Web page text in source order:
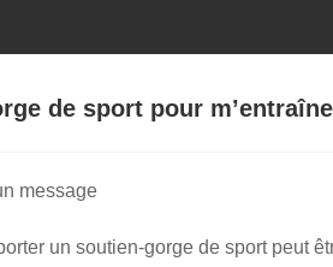
de sport pour
message
un soutien-gorge de sport peut